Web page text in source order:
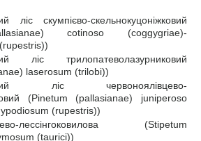
ліс скумпієво-скельнокуцоніжковий
cotinoso (coggygriae)-
ліс трилопатеволазурниковий
laserosum (trilobi))
ліс червоноялівцево-
(Pinetum (pallasianae) juniperoso
(rupestris))
лессінгоковилова (Stipetum
(taurici))